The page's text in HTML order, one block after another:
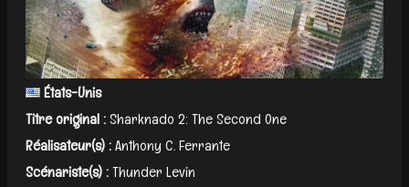
États-Unis
Titre original :Sharknado 2: The Second One
Réalisateur(s) :Anthony C. Ferrante
Scénariste(s) :Thunder Levin